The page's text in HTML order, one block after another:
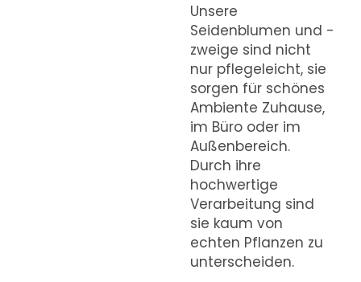
Unsere
Seidenblumen und -
zweige sind nicht
nur pflegeleicht, sie
sorgen für schönes
Ambiente Zuhause,
im Büro oder im
Außenbereich.
Durch ihre
hochwertige
Verarbeitung sind
sie kaum von
echten Pflanzen zu
unterscheiden.